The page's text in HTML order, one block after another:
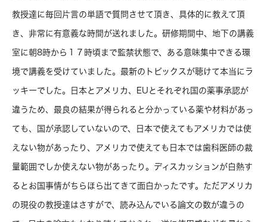
教授達に毎回片言の単語で質問させて頂き、具体的に教えて頂
き、非常に有意義な時間が送れました。研修期間中、地下の講義
室に朝8時から１７時頃まで監禁状態で、ある意味集中できる環
境で講義を受けていました。最新のトピックスが聴けて本当にラ
ッキーでした。日本とアメリカ、EUとそれぞれ国の薬事承認が
違うため、最良の結果が得られると分かっている薬や材料があっ
ても、国が承認していないので、日本で使えてもアメリカでは使
えない物があったり、アメリカで使えても日本では歯科医師の裁
量範囲でしか使えない物があったり。ディスカッションが白熱す
るとお国事情がちらほら出てきて面白かったです。ただアメリカ
の現役の教授達はさすがで、読み込んでいる論文の数が違うの